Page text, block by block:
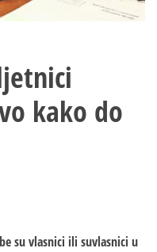
kako do
su vlasnici ili suvlasnici u